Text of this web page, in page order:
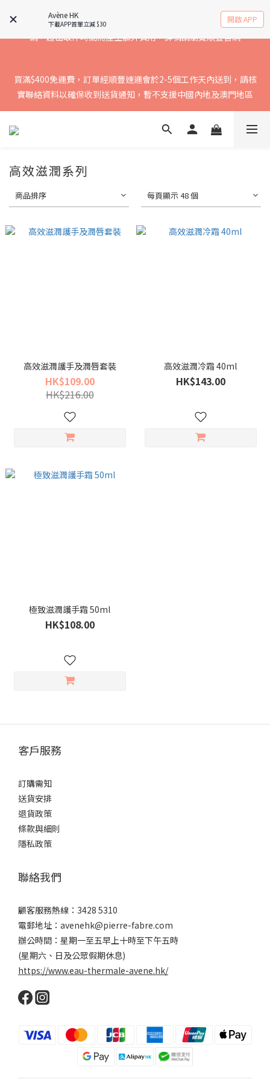
Avène HK
下載APP首單立減 $30 開啟 APP
實聯絡資料以確保收到送貨通知，暫不支援中國內地及澳門地區
順豐應用程式「SF EXPRESS」接收取件碼，以免因無法接收取件
碼，超出取件時間而產生額外費用，詳情請瀏覽順豐官網
實聯絡資料以確保收到送貨通知，暫不支援中國內地及澳門地區
高效滋潤系列
商品排序 每頁顯示 48 個
高效滋潤護手及潤唇套裝
HK$109.00
HK$216.00
高效滋潤冷霜 40ml
HK$143.00
極致滋潤護手霜 50ml
HK$108.00
客戶服務
訂購需知
送貨安排
退貨政策
條款與細則
隱私政策
聯絡我們
顧客服務熱線：3428 5310
電郵地址：avenehk@pierre-fabre.com
辦公時間：星期一至五早上十時至下午五時
(星期六、日及公眾假期休息)
https://www.eau-thermale-avene.hk/